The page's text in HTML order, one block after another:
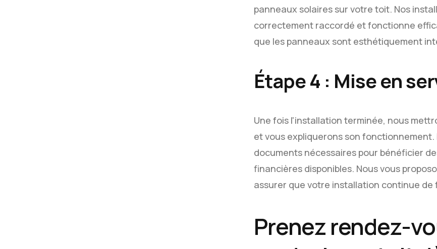
panneaux solaires sur votre toit. Nos
correctement raccordé et fonctionne
que les panneaux sont esthétiquement
Étape 4 : Mise en
Une fois l'installation terminée, nous
et vous expliquerons son
documents nécessaires pour bénéficier
financières disponibles. Nous vous
assurer que votre installation continue
Prenez rendez-